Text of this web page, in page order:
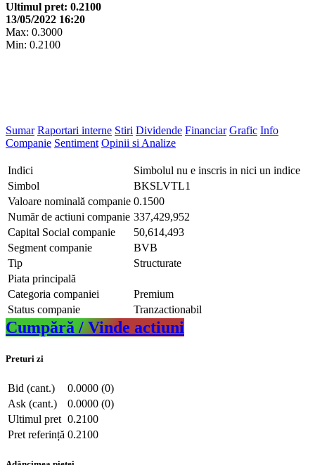
Ultimul pret: 0.2100
13/05/2022 16:20
Max: 0.3000
Min: 0.2100
Sumar Raportari interne Stiri Dividende Financiar Grafic Info
Companie Sentiment Opinii si Analize
Indici
Simbolul nu e inscris in nici un indice
Simbol
BKSLVTL1
Valoare nominală companie 0.1500
Număr de actiuni companie 337,429,952
Capital Social companie
50,614,493
Segment companie
BVB
Tip
Structurate
Piata principală
Categoria companiei
Premium
Status companie
Tranzactionabil
Cumpără / Vinde actiuni
Preturi zi
Bid (cant.)
0.0000 (0)
Ask (cant.)
0.0000 (0)
Ultimul pret 0.2100
Pret referință 0.2100